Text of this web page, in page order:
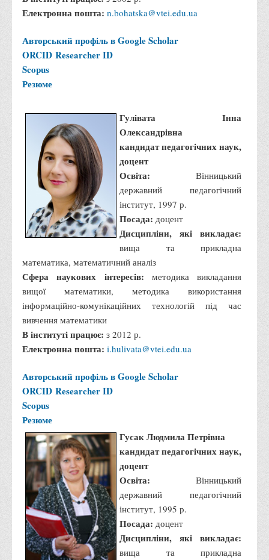
Графіки освітнього процесу
Бази практик
ТОП-20 кращих студентів
ТОП-20 кращих студентів 2024
ТОП-20 кращих студентів 2023
ТОП-20 кращих студентів 2022
ТОП-20 кращих студентів 2021
ТОП-20 кращих студентів 2020
ТОП-20 кращих студентів 2019
ТОП-20 кращих студентів 2018
ТОП-20 кращих студентів 2017
Вступнику
Чому варто обирати ВТЕІ?
Етапи вступної кампанії 2026
Перелік спеціальностей, освітніх програм
Обсяги державного замовлення
Розмір плати за надання освітніх послуг на 2026-2027 н.р.
Приймальна комісія
Положення про приймальну комісію
Положення про апеляційну комісію
Рішення приймальної комісії
Порядок прийому
Правила прийому на навчання
Програми вступних випробувань
Електронна пошта: n.bohatska@vtei.edu.ua
Авторський профіль в Google Scholar
ORCID Researcher ID
Scopus
Резюме
Гулівата Інна
Олександрівна
кандидат педагогічних наук,
доцент
Освіта: Вінницький
державний педагогічний
інститут, 1997 р.
Посада: доцент
Дисципліни, які викладає:
вища та прикладна
математика, математичний аналіз
Сфера наукових інтересів: методика викладання
вищої математики, методика використання
інформаційно-комунікаційних технологій під час
вивчення математики
В інституті працює: з 2012 р.
Електронна пошта: i.hulivata@vtei.edu.ua
Авторський профіль в Google Scholar
ORCID Researcher ID
Scopus
Резюме
Гусак Людмила Петрівна
кандидат педагогічних наук,
доцент
Освіта: Вінницький
державний педагогічний
інститут, 1995 р.
Посада: доцент
Дисципліни, які викладає:
вища та прикладна